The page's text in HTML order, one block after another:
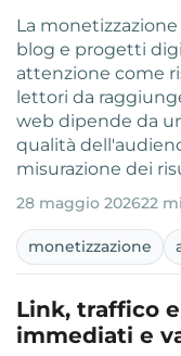
La
blog e progetti
attenzione come
lettori da
web dipende da
qualità
misurazione dei
28 maggio 202622
monetizzazione
Link, traffico
immediati e